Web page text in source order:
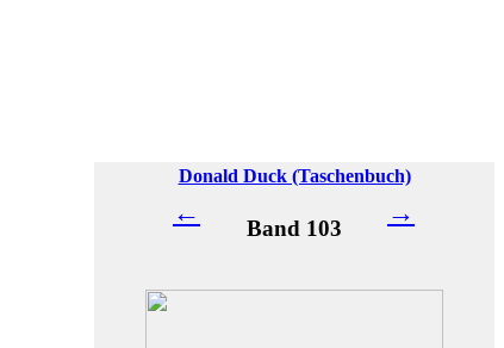
Donald Duck (Taschenbuch)
←
Band 103
→